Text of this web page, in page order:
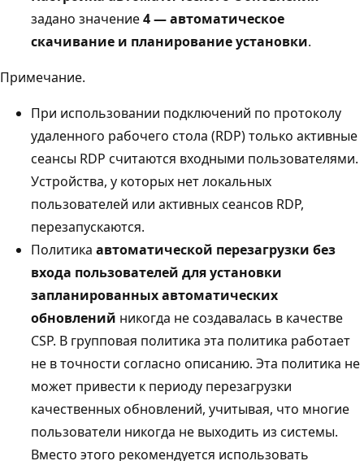
задано значение4 — автоматическое
скачивание и планирование установки.
Примечание.
При использовании подключений по протоколу
удаленного рабочего стола (RDP) только активные
сеансы RDP считаются входными пользователями.
Устройства, у которых нет локальных
пользователей или активных сеансов RDP,
перезапускаются.
Политика автоматической перезагрузки без
входа пользователей для установки
запланированных автоматических
обновлений никогда не создавалась в качестве
CSP. В групповая политика эта политика работает
не в точности согласно описанию. Эта политика не
может привести к периоду перезагрузки
качественных обновлений, учитывая, что многие
пользователи никогда не выходить из системы.
Вместо этого рекомендуется использовать